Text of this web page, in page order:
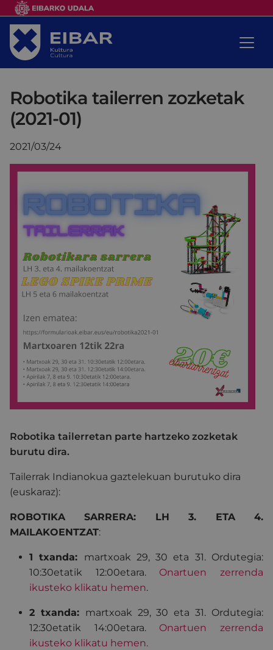
Robotika tailerren zozketak
(2021-01)
2021/03/24
Robotika tailerretan parte hartzeko zozketak
burutu dira.
Tailerrak Indianokua gaztelekuan burutuko dira
(euskaraz):
ROBOTIKA SARRERA: LH 3. ETA 4.
MAILAKOENTZAT:
1 txanda: martxoak 29, 30 eta 31. Ordutegia:
10:30etatik 12:00etara. Onartuen zerrenda
ikusteko klikatu hemen.
2 txanda: martxoak 29, 30 eta 31. Ordutegia:
12:30etatik 14:00etara. Onartuen zerrenda
ikusteko klikatu hemen.